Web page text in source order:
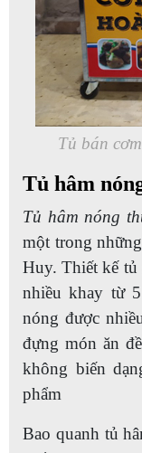
Tủ bán
Tủ hâm
Tủ hâm nóng
một trong
Huy. Thiết kế tủ
nhiều khay từ
nóng được
đựng món ăn
không biến
phẩm
Bao quanh tủ